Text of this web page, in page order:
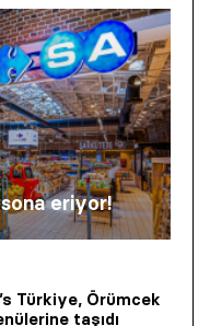
sona eriyor!
Türkiye, Örümcek
taşıdı